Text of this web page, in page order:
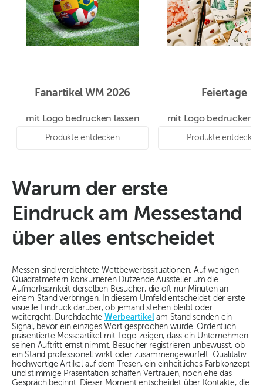
Fanartikel WM 2026
mit Logo bedrucken lassen
Produkte entdecken
Feiertage
mit Logo bedrucken
Produkte entdecken
Warum der erste
Eindruck am Messestand
über alles entscheidet
Messen sind verdichtete Wettbewerbssituationen. Auf wenigen
Quadratmetern konkurrieren Dutzende Aussteller um die
Aufmerksamkeit derselben Besucher, die oft nur Minuten an
einem Stand verbringen. In diesem Umfeld entscheidet der erste
visuelle Eindruck darüber, ob jemand stehen bleibt oder
weitergeht. Durchdachte Werbeartikelam Stand senden ein
Signal, bevor ein einziges Wort gesprochen wurde. Ordentlich
präsentierte Messeartikel mit Logo zeigen, dass ein Unternehmen
seinen Auftritt ernst nimmt. Besucher registrieren unbewusst, ob
ein Stand professionell wirkt oder zusammengewürfelt. Qualitativ
hochwertige Artikel auf dem Tresen, ein einheitliches Farbkonzept
und stimmige Präsentation schaffen Vertrauen, noch ehe das
Gespräch beginnt. Dieser Moment entscheidet über Kontakte, die